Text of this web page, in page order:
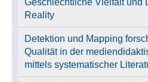
Reality
Detektion und Mapping
Qualität in der
mittels systematischer